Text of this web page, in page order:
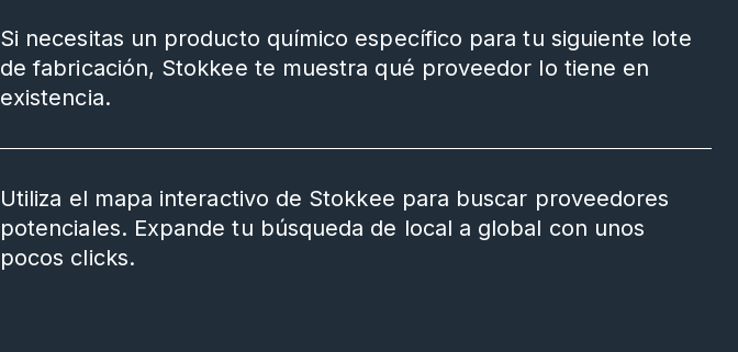
Si necesitas un producto químico específico para tu siguiente lote
de fabricación, Stokkee te muestra qué proveedor lo tiene en
existencia.
Utiliza el mapa interactivo de Stokkee para buscar proveedores
potenciales. Expande tu búsqueda de local a global con unos
pocos clicks.